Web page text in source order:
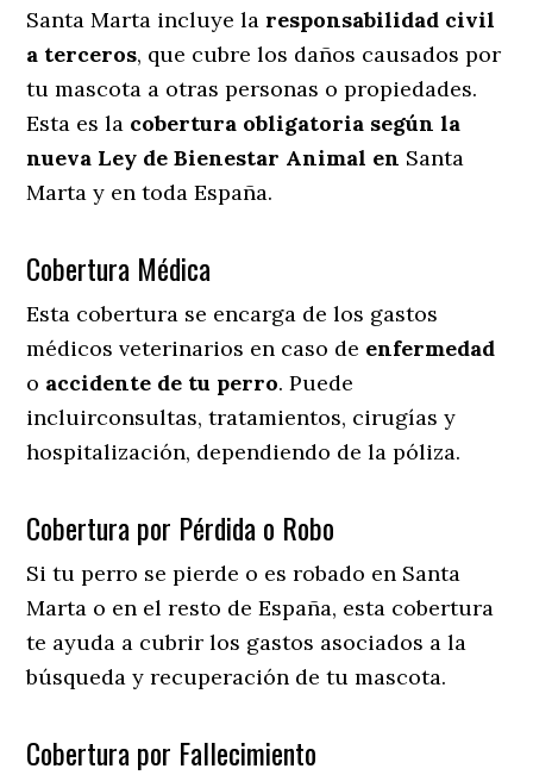
Santa Marta incluye la responsabilidad civil
a terceros, que cubre los daños causados por
tu mascota a otras personas o propiedades.
Esta es la cobertura obligatoria según la
nueva Ley de Bienestar Animal en Santa
Marta y en toda España.
Cobertura Médica
Esta cobertura se encarga de los gastos
médicos veterinarios en caso de enfermedad
o accidente de tu perro. Puede
incluirconsultas, tratamientos, cirugías y
hospitalización, dependiendo de la póliza.
Cobertura por Pérdida o Robo
Si tu perro se pierde o es robado en Santa
Marta o en el resto de España, esta cobertura
te ayuda a cubrir los gastos asociados a la
búsqueda y recuperación de tu mascota.
Cobertura por Fallecimiento